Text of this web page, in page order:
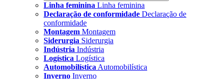
Linha feminina Linha feminina
Declaração de conformidade Declaração de
conformidade
Montagem Montagem
Siderurgia Siderurgia
Indústria Indústria
Logística Logística
Automobilística Automobilística
Inverno Inverno